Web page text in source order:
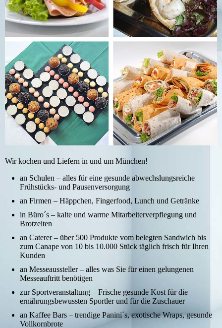
Wir kochen und Liefern in und um München!
an Schulen – alles für eine gesunde abwechslungsreiche
Frühstücks- und Pausenversorgung
an Firmen – Häppchen, Fingerfood, Lunch und Getränke
in Büro´s – kalte und warme Mitarbeiterverpflegung und
Brotzeiten
an Caterer – über 500 Produkte vom belegten Sandwich bis
zum Canape von 10 bis 10.000 Stück täglich frisch für Ihren
Kunden
an Messeaussteller – alles was Sie für einen gelungenen
Messeauftritt benötigen
zur Sportveranstaltung – Frische gesunde Kost für die
ernährungsbewussten Sportler und für die Zuschauer
an Kaffee Bars – trendige Panini´s, exotische Wraps, gesunde
Vollkornbrote